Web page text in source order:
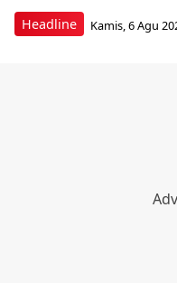
Headline Kamis, 6 Agu